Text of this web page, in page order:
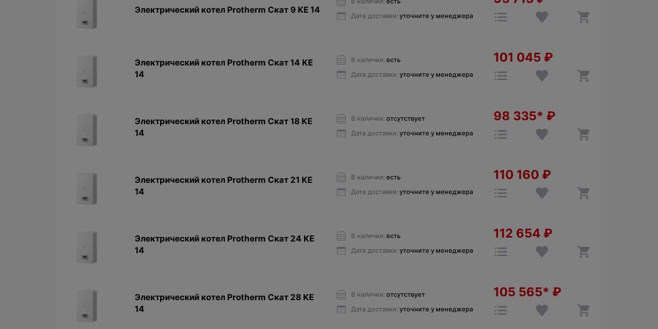
Электрический котел Protherm Cкат 9 KE 14
Дата доставки: уточните у менеджера
Электрический котел Protherm Cкат 14 KE
14
В наличии: есть
Дата доставки: уточните у менеджера
101 045 ₽
Электрический котел Protherm Cкат 18 KE
14
В наличии: отсутствует
Дата доставки: уточните у менеджера
98 335* ₽
Электрический котел Protherm Cкат 21 KE
14
В наличии: есть
Дата доставки: уточните у менеджера
110 160 ₽
Электрический котел Protherm Cкат 24 KE
14
В наличии: есть
Дата доставки: уточните у менеджера
112 654 ₽
Электрический котел Protherm Cкат 28 KE
14
В наличии: отсутствует
Дата доставки: уточните у менеджера
105 565* ₽